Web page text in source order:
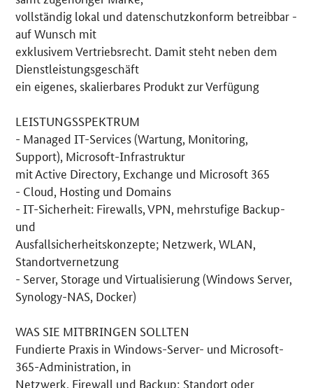
vollständig lokal und datenschutzkonform betreibbar -
auf Wunsch mit
exklusivem Vertriebsrecht. Damit steht neben dem
Dienstleistungsgeschäft
ein eigenes, skalierbares Produkt zur Verfügung
LEISTUNGSSPEKTRUM
- Managed IT-Services (Wartung, Monitoring,
Support), Microsoft-Infrastruktur
mit Active Directory, Exchange und Microsoft 365
- Cloud, Hosting und Domains
- IT-Sicherheit: Firewalls, VPN, mehrstufige Backup-
und
Ausfallsicherheitskonzepte; Netzwerk, WLAN,
Standortvernetzung
- Server, Storage und Virtualisierung (Windows Server,
Synology-NAS, Docker)
WAS SIE MITBRINGEN SOLLTEN
Fundierte Praxis in Windows-Server- und Microsoft-
365-Administration, in
Netzwerk, Firewall und Backup; Standort oder